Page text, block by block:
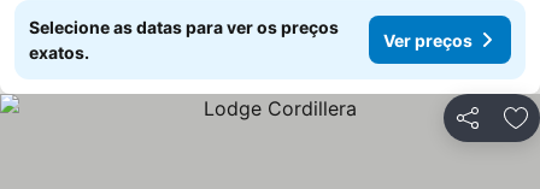
Selecione as datas para ver os preços
exatos.
Ver preços
Partilhar